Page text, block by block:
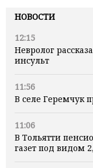
НОВОСТИ
12:15
Невролог
инсульт
11:56
В селе Геремчук
11:06
В Тольятти
газет под видом